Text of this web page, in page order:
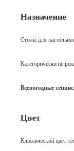
Назначение
Столы для
Категорически не
Всепогодные
Цвет
Классический цвет